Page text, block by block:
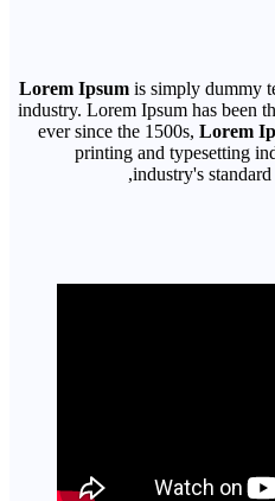
Lorem Ipsum is simply dummy
industry. Lorem Ipsum has been
ever since the 1500s, Lorem
printing and typesetting
industry's